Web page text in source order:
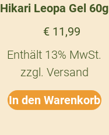
Hikari Leopa Gel 60g
€11,99
Enthält 13% MwSt.
zzgl. Versand
In den Warenkorb